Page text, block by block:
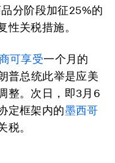
分阶段加征25%的
性关税措施。
可享受一个月的
普总统此举是应美
整。次日，即3月6
定框架内的墨西哥
税。